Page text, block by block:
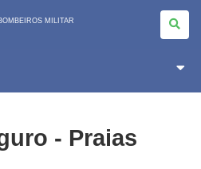
MILITAR
- Praias